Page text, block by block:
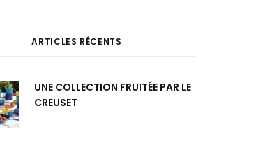
ARTICLES RÉCENTS
UNE COLLECTION FRUITÉE PAR LE
CREUSET